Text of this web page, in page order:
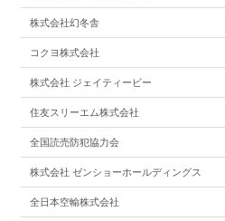
株式会社幻冬舎
コクヨ株式会社
株式会社 ジェイティービー
住友スリーエム株式会社
全国読売防犯協力会
株式会社 ゼンショーホールディングス
全日本空輸株式会社